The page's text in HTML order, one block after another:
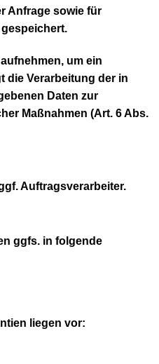
Anfrage sowie für
um ein
die Verarbeitung der in
Daten zur
Maßnahmen (Art. 6 Abs.
Auftragsverarbeiter.
ggfs. in folgende
liegen vor: